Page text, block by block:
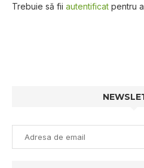
Trebuie să fii autentificat pentru